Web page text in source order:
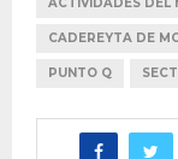
CADEREYTA DE
PUNTO Q